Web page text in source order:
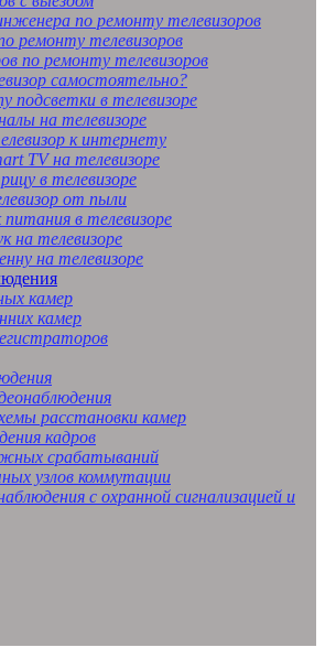
по ремонту телевизоров
ремонту телевизоров
по ремонту телевизоров
самостоятельно?
подсветки в телевизоре
на телевизоре
к интернету
TV на телевизоре
в телевизоре
от пыли
в телевизоре
на телевизоре
на телевизоре
камер
камер
расстановки камер
кадров
срабатываний
узлов коммутации
с охранной сигнализацией и